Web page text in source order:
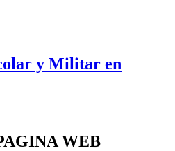
y Militar en
WEB